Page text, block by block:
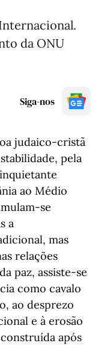
da ONU
Siga-nos
judaico-cristã
pela
ao Médio
a
mas
relações
paz, assiste‑se
como cavalo
ao desprezo
e à erosão
após